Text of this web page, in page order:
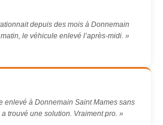
depuis des mois à Donnemain
le véhicule enlevé l’après-midi. »
enlevé à Donnemain Saint Mames sans
trouvé une solution. Vraiment pro. »